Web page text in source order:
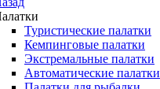
Туристические палатки
Кемпинговые палатки
Экстремальные палатки
Автоматические палатки